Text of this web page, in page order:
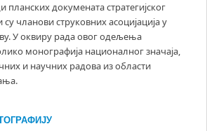
планских докумената стратегијског
су чланови струковних асоцијација у
У оквиру рада овог одељења
монографија националног значаја,
и научних радова из области